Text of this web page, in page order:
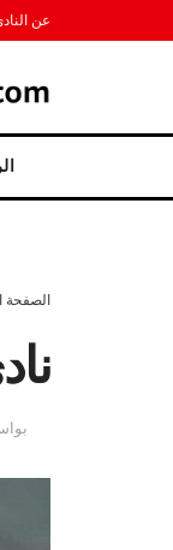
عن
الصفحة